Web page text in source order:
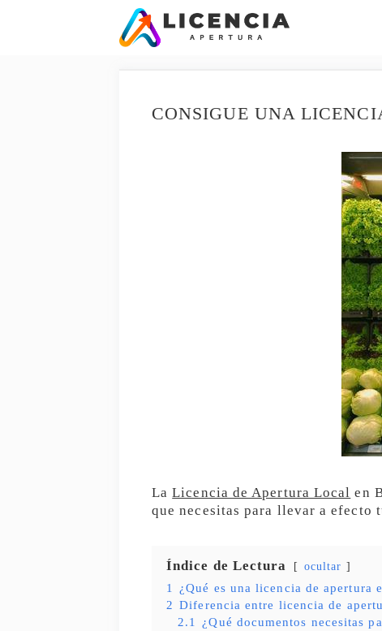
CONSIGUE UNA
LaLicencia de Apertura Local en
que necesitas para llevar a efecto
Índice de Lectura ocultar
1
¿Qué es una licencia de apertura
2 Diferencia entre licencia de
2.1
¿Qué documentos necesitas